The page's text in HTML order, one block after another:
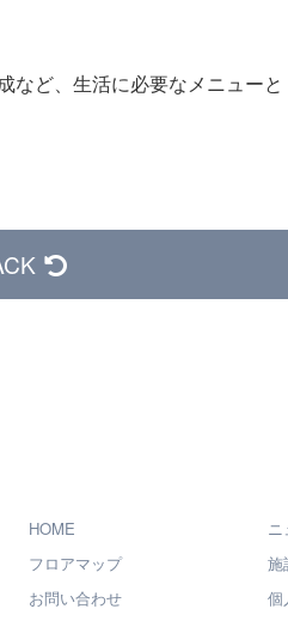
ど、生活に必要なメニュー
HOME
フロアマップ
施
お問い合わせ
個